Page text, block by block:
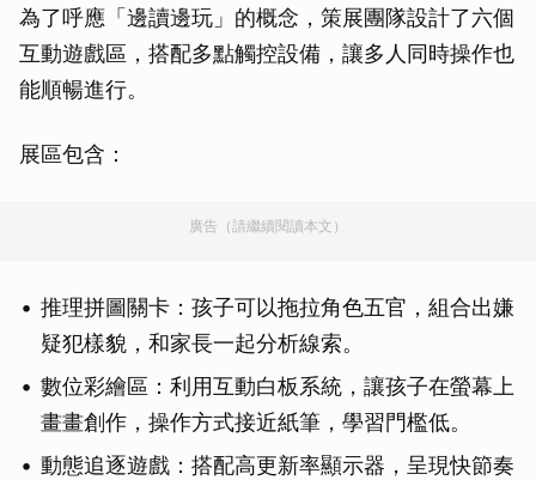
為了呼應「邊讀邊玩」的概念，策展團隊設計了六個
互動遊戲區，搭配多點觸控設備，讓多人同時操作也
能順暢進行。
展區包含：
廣告（請繼續閱讀本文）
推理拼圖關卡：孩子可以拖拉角色五官，組合出嫌
疑犯樣貌，和家長一起分析線索。
數位彩繪區：利用互動白板系統，讓孩子在螢幕上
畫畫創作，操作方式接近紙筆，學習門檻低。
動態追逐遊戲：搭配高更新率顯示器，呈現快節奏